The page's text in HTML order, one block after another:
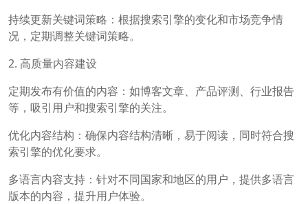
持续更新关键词策略：根据搜索引擎的变化和市场竞争情
况，定期调整关键词策略。
2. 高质量内容建设
定期发布有价值的内容：如博客文章、产品评测、行业报告
等，吸引用户和搜索引擎的关注。
优化内容结构：确保内容结构清晰，易于阅读，同时符合搜
索引擎的优化要求。
多语言内容支持：针对不同国家和地区的用户，提供多语言
版本的内容，提升用户体验。